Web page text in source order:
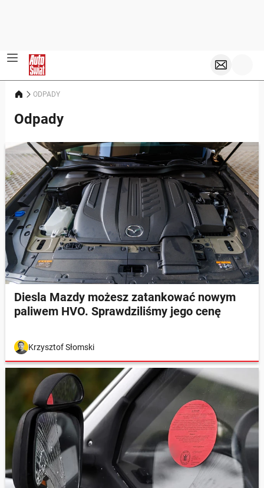
ODPADY
Odpady
Diesla Mazdy możesz zatankować nowym
paliwem HVO. Sprawdziliśmy jego cenę
Krzysztof Słomski